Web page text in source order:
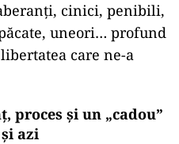
cinici, penibili,
uneori… profund
care ne-a
proces și un „cadou”
azi